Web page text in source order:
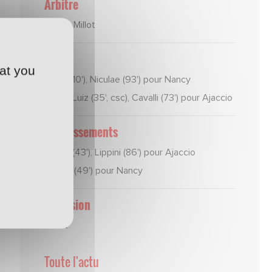
Arbitre
Benoit Millot
Bakar (10'), Niculae (93') pour Nancy
André Luiz (35', csc), Cavalli (73') pour Ajaccio
Avertissements
André (43'), Lippini (86') pour Ajaccio
Traoré (49') pour Nancy
Expulsion
néant
Toute l'actu
you